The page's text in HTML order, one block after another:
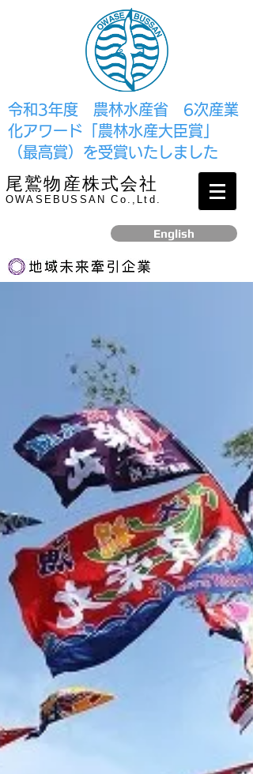
​令和3年度 農林水産省 6次産業
化アワード「農林水産大臣賞」
（最高賞）を受賞いたしました
尾鷲物産株式会社
OWASEBUSSAN Co.,Ltd.
English